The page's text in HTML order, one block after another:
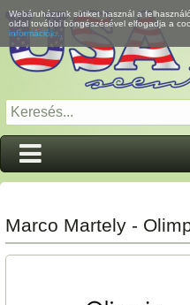
Webáruházunk sütiket használ a
oldal további böngészésével elfogadja a
információk...
Marco Martely -